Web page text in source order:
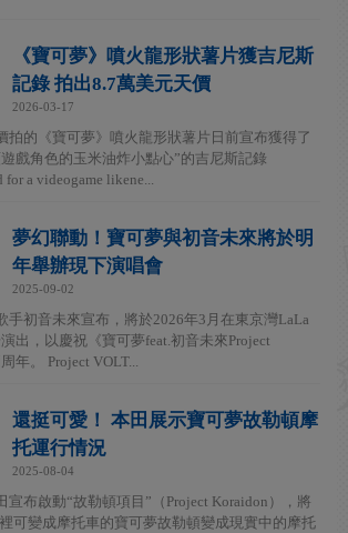
《寶可夢》噴火龍形狀薯片獲吉尼斯
記錄 拍出8.7萬美元天價
2026-03-17
拍的《寶可夢》噴火龍形狀薯片日前宣布獲得了
戲角色的玉米油炸小點心”的吉尼斯記錄
for a videogame likene...
夢幻聯動！寶可夢與初音未來將於明
年舉辦現下演唱會
2025-09-02
手初音未來宣布，將於2026年3月在東京灣LaLa
出，以慶祝《寶可夢feat.初音未來Project
年。 Project VOLT...
還挺可愛！ 本田展示寶可夢故勒頓摩
托運行情況
2025-08-04
宣布啟動“故勒頓項目”（Project Koraidon），將
可變成摩托車的寶可夢故勒頓變成現實中的摩托